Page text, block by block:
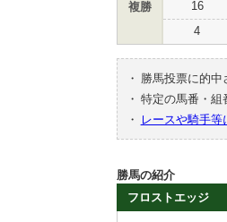
複勝 16
4
・
勝馬投票に的
・ 特定の馬番・組
・
レースや騎手等
勝馬の紹介
フロストエッジ